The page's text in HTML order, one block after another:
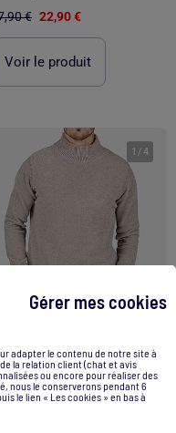
Gérer mes cookies
adapter le contenu de notre site à
la relation client (chat et avis
ou encore pour réaliser des
nous le conserverons pendant 6
le lien « Les cookies » en bas à
€ 22,90 €
Voir le produit
1 /4